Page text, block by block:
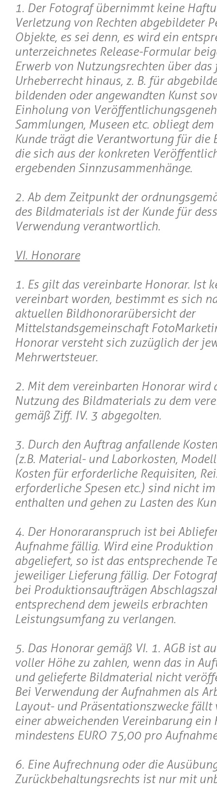
1. Der Fotograf übernimmt keine
Verletzung von Rechten abgebildeter
Objekte, es sei denn, es wird ein
unterzeichnetes Release-Formular
Erwerb von Nutzungsrechten über
Urheberrecht hinaus, z. B. für
bildenden oder angewandten Kunst
Einholung von
Sammlungen, Museen etc. obliegt dem
Kunde trägt die Verantwortung für die
die sich aus der konkreten
ergebenden Sinnzusammenhänge.
2. Ab dem Zeitpunkt der
des Bildmaterials ist der Kunde für
Verwendung verantwortlich.
VI. Honorare
1. Es gilt das vereinbarte Honorar. Ist
vereinbart worden, bestimmt es sich
aktuellen Bildhonorarübersicht der
Mittelstandsgemeinschaft
Honorar versteht sich zuzüglich der
Mehrwertsteuer.
2. Mit dem vereinbarten Honorar wird
Nutzung des Bildmaterials zu dem
gemäß Ziff. IV. 3 abgegolten.
3. Durch den Auftrag anfallende
(z.B. Material- und Laborkosten,
Kosten für erforderliche Requisiten,
erforderliche Spesen etc.) sind nicht
enthalten und gehen zu Lasten des
4. Der Honoraranspruch ist bei
Aufnahme fällig. Wird eine Produktion
abgeliefert, so ist das entsprechende
jeweiliger Lieferung fällig. Der
bei Produktionsaufträgen
entsprechend dem jeweils erbrachten
Leistungsumfang zu verlangen.
5. Das Honorar gemäß VI. 1. AGB ist
voller Höhe zu zahlen, wenn das in
und gelieferte Bildmaterial nicht
Bei Verwendung der Aufnahmen als
Layout- und Präsentationszwecke
einer abweichenden Vereinbarung ein
mindestens EURO 75,00 pro
6. Eine Aufrechnung oder die
Zurückbehaltungsrechts ist nur mit